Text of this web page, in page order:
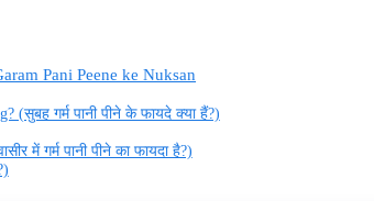
Pani Peene ke Nuksan
गर्म पानी पीने के फायदे क्या हैं?)
में गर्म पानी पीने का फायदा है?)